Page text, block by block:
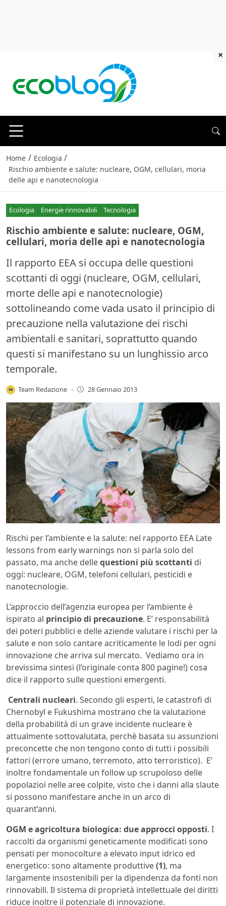
Home / Ecologia /
Rischio ambiente e salute: nucleare, OGM, cellulari, moria
delle api e nanotecnologia
Ecologia Energie rinnovabili Tecnologia
Rischio ambiente e salute: nucleare, OGM,
cellulari, moria delle api e nanotecnologia
Il rapporto EEA si occupa delle questioni
scottanti di oggi (nucleare, OGM, cellulari,
morte delle api e nanotecnologie)
sottolineando come vada usato il principio di
precauzione nella valutazione dei rischi
ambientali e sanitari, soprattutto quando
questi si manifestano su un lunghissio arco
temporale.
Team Redazione - 28 Gennaio 2013
Rischi per l’ambiente e la salute: nel rapporto EEA Late
lessons from early warnings non si parla solo del
passato, ma anche dellequestioni più scottanti di
oggi: nucleare, OGM, telefoni cellulari, pesticidi e
nanotecnologie.
L’approccio dell’agenzia europea per l’ambiente è
ispirato al principio di precauzione. E’ responsabilità
dei poteri pubblici e delle aziende valutare i rischi per la
salute e non solo cantare acriticamente le lodi per ogni
innovazione che arriva sul mercato. Vediamo ora in
brevissima sintesi (l’originale conta 800 pagine!) cosa
dice il rapporto sulle questioni emergenti.
Centrali nucleari. Secondo gli esperti, le catastrofi di
Chernobyl e Fukushima mostrano che la valutazione
della probabilità di un grave incidente nucleare è
attualmente sottovalutata, perchè basata su assunzioni
preconcette che non tengono conto di tutti i possibili
fattori (errore umano, terremoto, atto terroristico). E’
inoltre fondamentale un follow up scrupoloso delle
popolazioi nelle aree colpite, visto che i danni alla slaute
si possono manifestare anche in un arco di
quarant’anni.
OGM e agricoltura biologica: due approcci opposti. I
raccolti da organismi geneticamente modificati sono
pensati per monocolture a elevato input idrico ed
energetico: sono altamente produttive(1), ma
largamente insostenibili per la dipendenza da fonti non
rinnovabili. Il sistema di proprietà intellettuale dei diritti
riduce inoltre il potenziale di innovazione.
×